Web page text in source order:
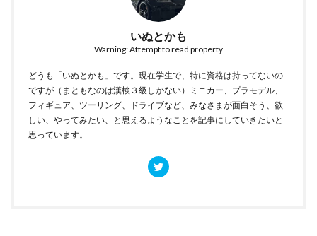
いぬとかも
Warning: Attempt to read property
どうも「いぬとかも」です。現在学生で、特に資格は持ってないの
ですが（まともなのは漢検３級しかない）ミニカー、プラモデル、
フィギュア、ツーリング、ドライブなど、みなさまが面白そう、欲
しい、やってみたい、と思えるようなことを記事にしていきたいと
思っています。